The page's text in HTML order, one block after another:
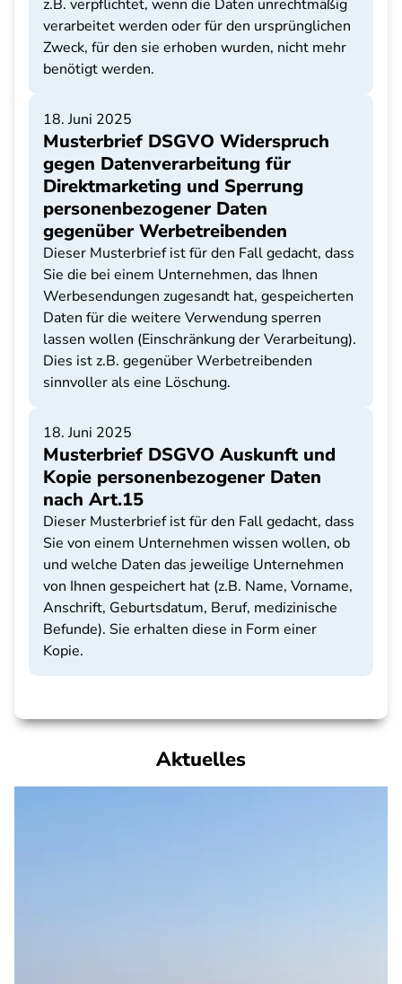
z.B. verpflichtet, wenn die Daten unrechtmäßig
verarbeitet werden oder für den ursprünglichen
Zweck, für den sie erhoben wurden, nicht mehr
benötigt werden.
18. Juni 2025
Musterbrief DSGVO Widerspruch
gegen Datenverarbeitung für
Direktmarketing und Sperrung
personenbezogener Daten
gegenüber Werbetreibenden
Dieser Musterbrief ist für den Fall gedacht, dass
Sie die bei einem Unternehmen, das Ihnen
Werbesendungen zugesandt hat, gespeicherten
Daten für die weitere Verwendung sperren
lassen wollen (Einschränkung der Verarbeitung).
Dies ist z.B. gegenüber Werbetreibenden
sinnvoller als eine Löschung.
18. Juni 2025
Musterbrief DSGVO Auskunft und
Kopie personenbezogener Daten
nach Art.15
Dieser Musterbrief ist für den Fall gedacht, dass
Sie von einem Unternehmen wissen wollen, ob
und welche Daten das jeweilige Unternehmen
von Ihnen gespeichert hat (z.B. Name, Vorname,
Anschrift, Geburtsdatum, Beruf, medizinische
Befunde). Sie erhalten diese in Form einer
Kopie.
Aktuelles